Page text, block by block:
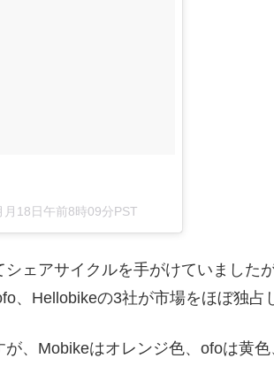
月18日午前8時09分PST
ェアサイクルを手がけていました
、Hellobikeの3社が市場をほぼ独占
、Mobikeはオレンジ色、ofoは黄